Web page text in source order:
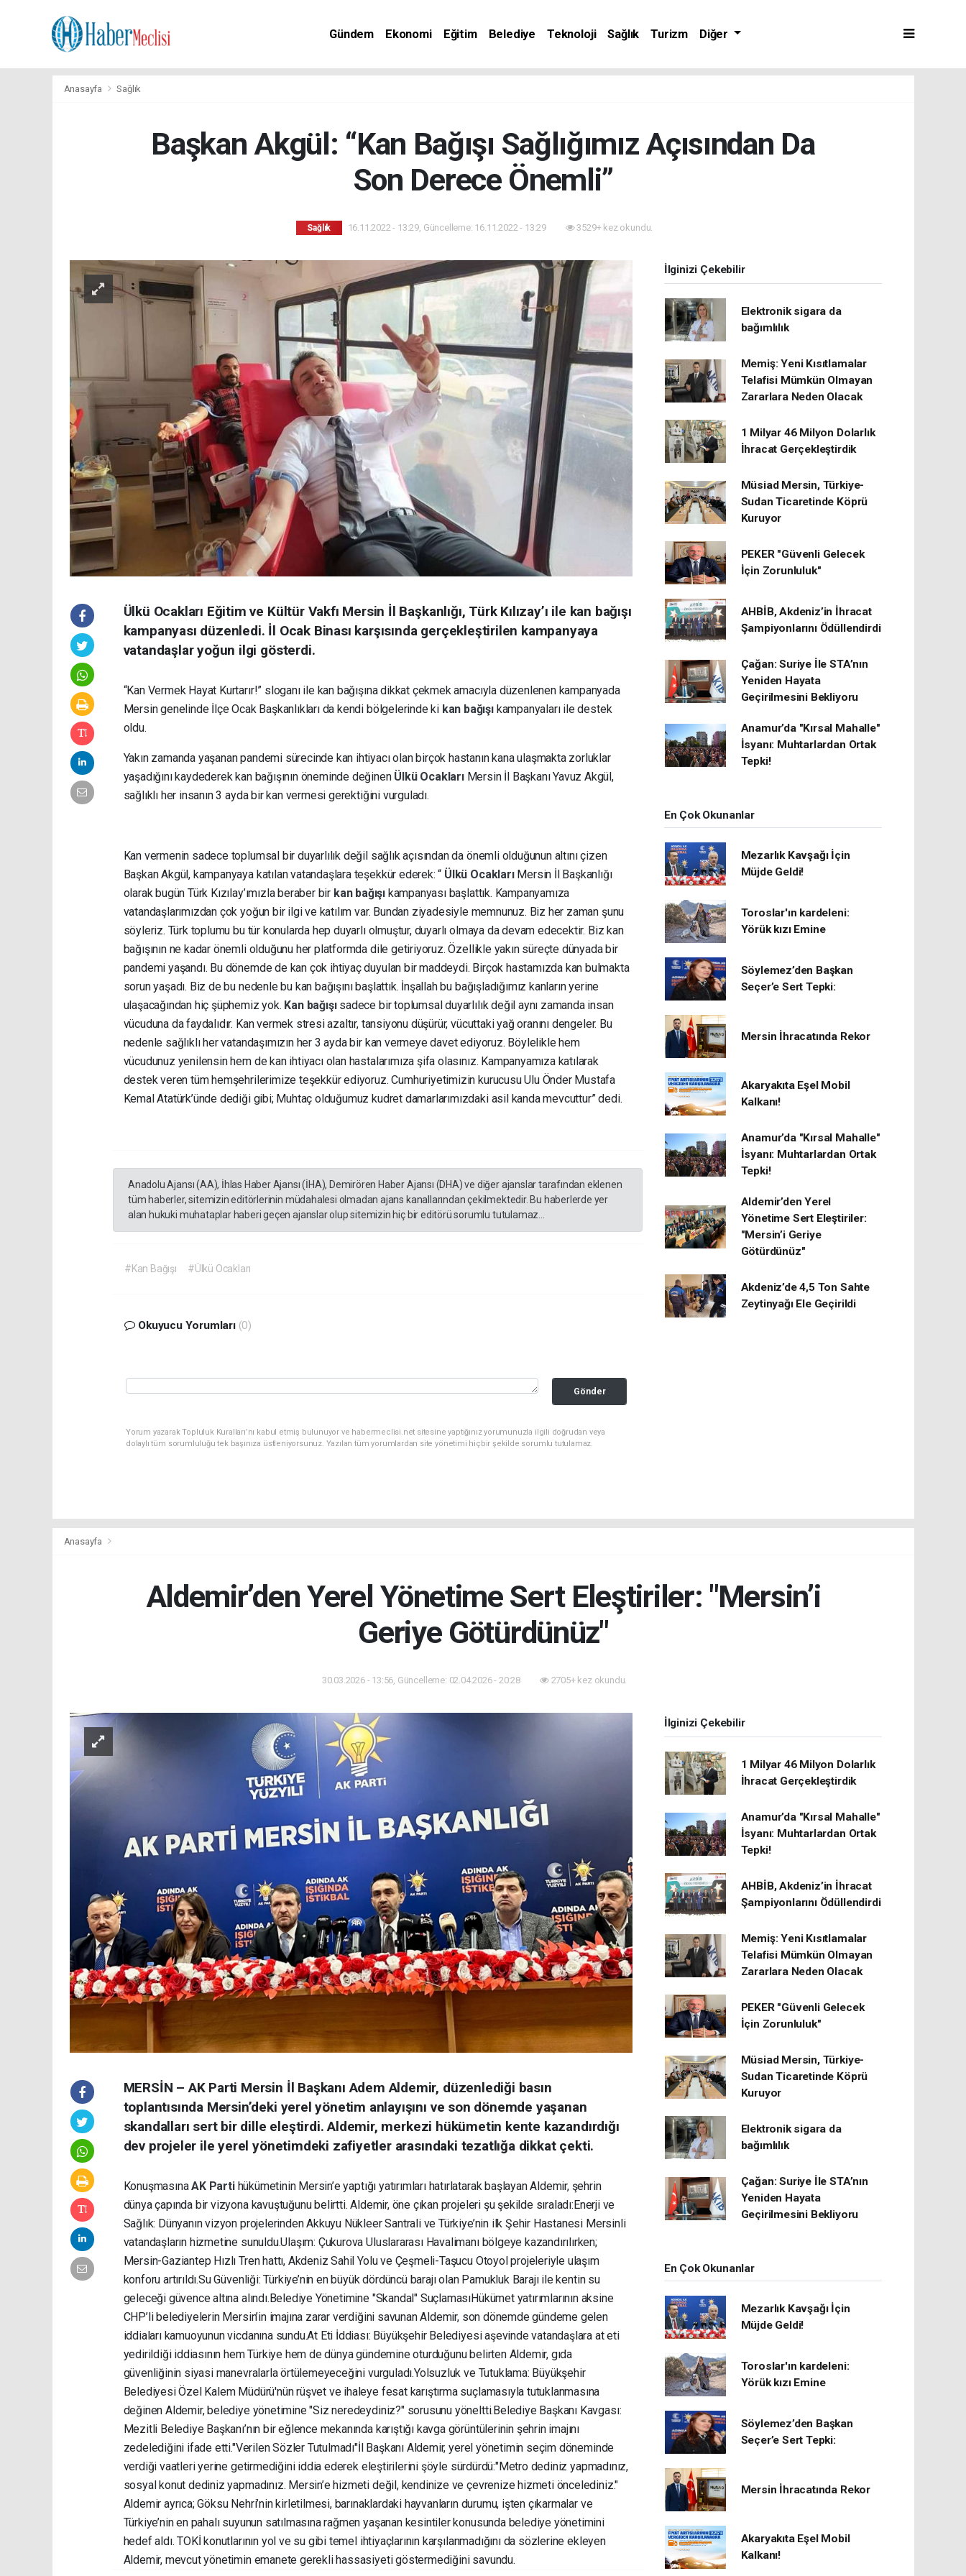
Gündem Ekonomi Eğitim Belediye Teknoloji Sağlık Turizm Diğer
Anasayfa Sağlık
Başkan Akgül: “Kan Bağışı Sağlığımız Açısından Da
Son Derece Önemli”
Sağlık 16.11.2022 - 13:29, Güncelleme: 16.11.2022 - 13:29 3529+ kez okundu.
Ülkü Ocakları Eğitim ve Kültür Vakfı Mersin İl Başkanlığı, Türk Kılızay’ı ile kan bağışı
kampanyası düzenledi. İl Ocak Binası karşısında gerçekleştirilen kampanyaya
vatandaşlar yoğun ilgi gösterdi.
“Kan Vermek Hayat Kurtarır!” sloganı ile kan bağışına dikkat çekmek amacıyla düzenlenen kampanyada
Mersin genelinde İlçe Ocak Başkanlıkları da kendi bölgelerinde ki kan bağışı kampanyaları ile destek
oldu.
Yakın zamanda yaşanan pandemi sürecinde kan ihtiyacı olan birçok hastanın kana ulaşmakta zorluklar
yaşadığını kaydederek kan bağışının öneminde değinen Ülkü Ocakları Mersin İl Başkanı Yavuz Akgül,
sağlıklı her insanın 3 ayda bir kan vermesi gerektiğini vurguladı.
Kan vermenin sadece toplumsal bir duyarlılık değil sağlık açısından da önemli olduğunun altını çizen
Başkan Akgül, kampanyaya katılan vatandaşlara teşekkür ederek: “ Ülkü Ocakları Mersin İl Başkanlığı
olarak bugün Türk Kızılay’ımızla beraber bir kan bağışı kampanyası başlattık. Kampanyamıza
vatandaşlarımızdan çok yoğun bir ilgi ve katılım var. Bundan ziyadesiyle memnunuz. Biz her zaman şunu
söyleriz. Türk toplumu bu tür konularda hep duyarlı olmuştur, duyarlı olmaya da devam edecektir. Biz kan
bağışının ne kadar önemli olduğunu her platformda dile getiriyoruz. Özellikle yakın süreçte dünyada bir
pandemi yaşandı. Bu dönemde de kan çok ihtiyaç duyulan bir maddeydi. Birçok hastamızda kan bulmakta
sorun yaşadı. Biz de bu nedenle bu kan bağışını başlattık. İnşallah bu bağışladığımız kanların yerine
ulaşacağından hiç şüphemiz yok. Kan bağışı sadece bir toplumsal duyarlılık değil aynı zamanda insan
vücuduna da faydalıdır. Kan vermek stresi azaltır, tansiyonu düşürür, vücuttaki yağ oranını dengeler. Bu
nedenle sağlıklı her vatandaşımızın her 3 ayda bir kan vermeye davet ediyoruz. Böylelikle hem
vücudunuz yenilensin hem de kan ihtiyacı olan hastalarımıza şifa olasınız. Kampanyamıza katılarak
destek veren tüm hemşehrilerimize teşekkür ediyoruz. Cumhuriyetimizin kurucusu Ulu Önder Mustafa
Kemal Atatürk’ünde dediği gibi; Muhtaç olduğumuz kudret damarlarımızdaki asil kanda mevcuttur” dedi.
Anadolu Ajansı (AA), İhlas Haber Ajansı (İHA), Demirören Haber Ajansı (DHA) ve diğer ajanslar tarafından eklenen
tüm haberler, sitemizin editörlerinin müdahalesi olmadan ajans kanallarından çekilmektedir. Bu haberlerde yer
alan hukuki muhataplar haberi geçen ajanslar olup sitemizin hiç bir editörü sorumlu tutulamaz...
#Kan Bağışı #Ülkü Ocakları
Okuyucu Yorumları (0)
Gönder
Yorum yazarak Topluluk Kuralları’nı kabul etmiş bulunuyor ve habermeclisi.net sitesine yaptığınız yorumunuzla ilgili doğrudan veya
dolaylı tüm sorumluluğu tek başınıza üstleniyorsunuz. Yazılan tüm yorumlardan site yönetimi hiçbir şekilde sorumlu tutulamaz.
İlginizi Çekebilir
Elektronik sigara da
bağımlılık
Memiş: Yeni Kısıtlamalar
Telafisi Mümkün Olmayan
Zararlara Neden Olacak
1 Milyar 46 Milyon Dolarlık
İhracat Gerçekleştirdik
Müsiad Mersin, Türkiye-
Sudan Ticaretinde Köprü
Kuruyor
PEKER "Güvenli Gelecek
İçin Zorunluluk"
AHBİB, Akdeniz’in İhracat
Şampiyonlarını Ödüllendirdi
Çağan: Suriye İle STA’nın
Yeniden Hayata
Geçirilmesini Bekliyoru
Anamur’da "Kırsal Mahalle"
İsyanı: Muhtarlardan Ortak
Tepki!
En Çok Okunanlar
Mezarlık Kavşağı İçin
Müjde Geldi!
Toroslar'ın kardeleni:
Yörük kızı Emine
Söylemez’den Başkan
Seçer’e Sert Tepki:
Mersin İhracatında Rekor
​Akaryakıta Eşel Mobil
Kalkanı!
Anamur’da "Kırsal Mahalle"
İsyanı: Muhtarlardan Ortak
Tepki!
Aldemir’den Yerel
Yönetime Sert Eleştiriler:
"Mersin’i Geriye
Götürdünüz"
Akdeniz’de 4,5 Ton Sahte
Zeytinyağı Ele Geçirildi
Anasayfa
Aldemir’den Yerel Yönetime Sert Eleştiriler: "Mersin’i
Geriye Götürdünüz"
30.03.2026 - 13:56, Güncelleme: 02.04.2026 - 20:28 2705+ kez okundu.
MERSİN – AK Parti Mersin İl Başkanı Adem Aldemir, düzenlediği basın
toplantısında Mersin’deki yerel yönetim anlayışını ve son dönemde yaşanan
skandalları sert bir dille eleştirdi. Aldemir, merkezi hükümetin kente kazandırdığı
dev projeler ile yerel yönetimdeki zafiyetler arasındaki tezatlığa dikkat çekti.
KonuşmasınaAK Parti hükümetinin Mersin’e yaptığı yatırımları hatırlatarak başlayan Aldemir, şehrin
dünya çapında bir vizyona kavuştuğunu belirtti. Aldemir, öne çıkan projeleri şu şekilde sıraladı: ​Enerji ve
Sağlık: Dünyanın vizyon projelerinden Akkuyu Nükleer Santrali ve Türkiye’nin ilk Şehir Hastanesi Mersinli
vatandaşların hizmetine sunuldu. ​Ulaşım: Çukurova Uluslararası Havalimanı bölgeye kazandırılırken;
Mersin-Gaziantep Hızlı Tren hattı, Akdeniz Sahil Yolu ve Çeşmeli-Taşucu Otoyol projeleriyle ulaşım
konforu artırıldı. ​Su Güvenliği: Türkiye’nin en büyük dördüncü barajı olan Pamukluk Barajı ile kentin su
geleceği güvence altına alındı. ​Belediye Yönetimine "Skandal" Suçlaması ​Hükümet yatırımlarının aksine
CHP’li belediyelerin Mersin’in imajına zarar verdiğini savunan Aldemir, son dönemde gündeme gelen
iddiaları kamuoyunun vicdanına sundu. ​At Eti İddiası: Büyükşehir Belediyesi aşevinde vatandaşlara at eti
yedirildiği iddiasının hem Türkiye hem de dünya gündemine oturduğunu belirten Aldemir, gıda
güvenliğinin siyasi manevralarla örtülemeyeceğini vurguladı. ​Yolsuzluk ve Tutuklama: Büyükşehir
Belediyesi Özel Kalem Müdürü'nün rüşvet ve ihaleye fesat karıştırma suçlamasıyla tutuklanmasına
değinen Aldemir, belediye yönetimine "Siz neredeydiniz?" sorusunu yöneltti. ​Belediye Başkanı Kavgası:
Mezitli Belediye Başkanı’nın bir eğlence mekanında karıştığı kavga görüntülerinin şehrin imajını
zedelediğini ifade etti. ​"Verilen Sözler Tutulmadı" ​İl Başkanı Aldemir, yerel yönetimin seçim döneminde
verdiği vaatleri yerine getirmediğini iddia ederek eleştirilerini şöyle sürdürdü: ​"Metro dediniz yapmadınız,
sosyal konut dediniz yapmadınız. Mersin’e hizmeti değil, kendinize ve çevrenize hizmeti öncelediniz." ​
Aldemir ayrıca; Göksu Nehri’nin kirletilmesi, barınaklardaki hayvanların durumu, işten çıkarmalar ve
Türkiye’nin en pahalı suyunun satılmasına rağmen yaşanan kesintiler konusunda belediye yönetimini
hedef aldı. TOKİ konutlarının yol ve su gibi temel ihtiyaçlarının karşılanmadığını da sözlerine ekleyen
Aldemir, mevcut yönetimin emanete gerekli hassasiyeti göstermediğini savundu.
İlginizi Çekebilir
1 Milyar 46 Milyon Dolarlık
İhracat Gerçekleştirdik
Anamur’da "Kırsal Mahalle"
İsyanı: Muhtarlardan Ortak
Tepki!
AHBİB, Akdeniz’in İhracat
Şampiyonlarını Ödüllendirdi
Memiş: Yeni Kısıtlamalar
Telafisi Mümkün Olmayan
Zararlara Neden Olacak
PEKER "Güvenli Gelecek
İçin Zorunluluk"
Müsiad Mersin, Türkiye-
Sudan Ticaretinde Köprü
Kuruyor
Elektronik sigara da
bağımlılık
Çağan: Suriye İle STA’nın
Yeniden Hayata
Geçirilmesini Bekliyoru
En Çok Okunanlar
Mezarlık Kavşağı İçin
Müjde Geldi!
Toroslar'ın kardeleni:
Yörük kızı Emine
Söylemez’den Başkan
Seçer’e Sert Tepki:
Mersin İhracatında Rekor
​Akaryakıta Eşel Mobil
Kalkanı!